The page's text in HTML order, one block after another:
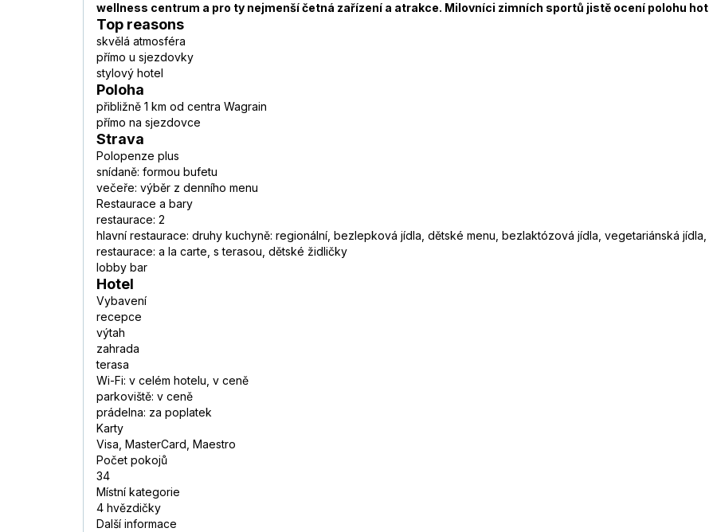
wellness centrum a pro ty nejmenší četná zařízení a atrakce. Milovníci zimních sportů jistě ocení polohu
Top reasons
skvělá atmosféra
přímo u sjezdovky
stylový hotel
Poloha
přibližně 1 km od centra Wagrain
přímo na sjezdovce
Strava
Polopenze plus
snídaně: formou bufetu
večeře: výběr z denního menu
Restaurace a bary
restaurace: 2
hlavní restaurace: druhy kuchyně: regionální, bezlepková jídla, dětské menu, bezlaktózová jídla, vegetariánská
restaurace: a la carte, s terasou, dětské židličky
lobby bar
Hotel
Vybavení
recepce
výtah
zahrada
terasa
Wi-Fi: v celém hotelu, v ceně
parkoviště: v ceně
prádelna: za poplatek
Karty
Visa, MasterCard, Maestro
Počet pokojů
34
Místní kategorie
4 hvězdičky
Další informace